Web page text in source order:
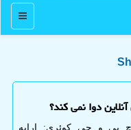
منو
دوا نمی کند؟
پی و جی کوئری: ارایه